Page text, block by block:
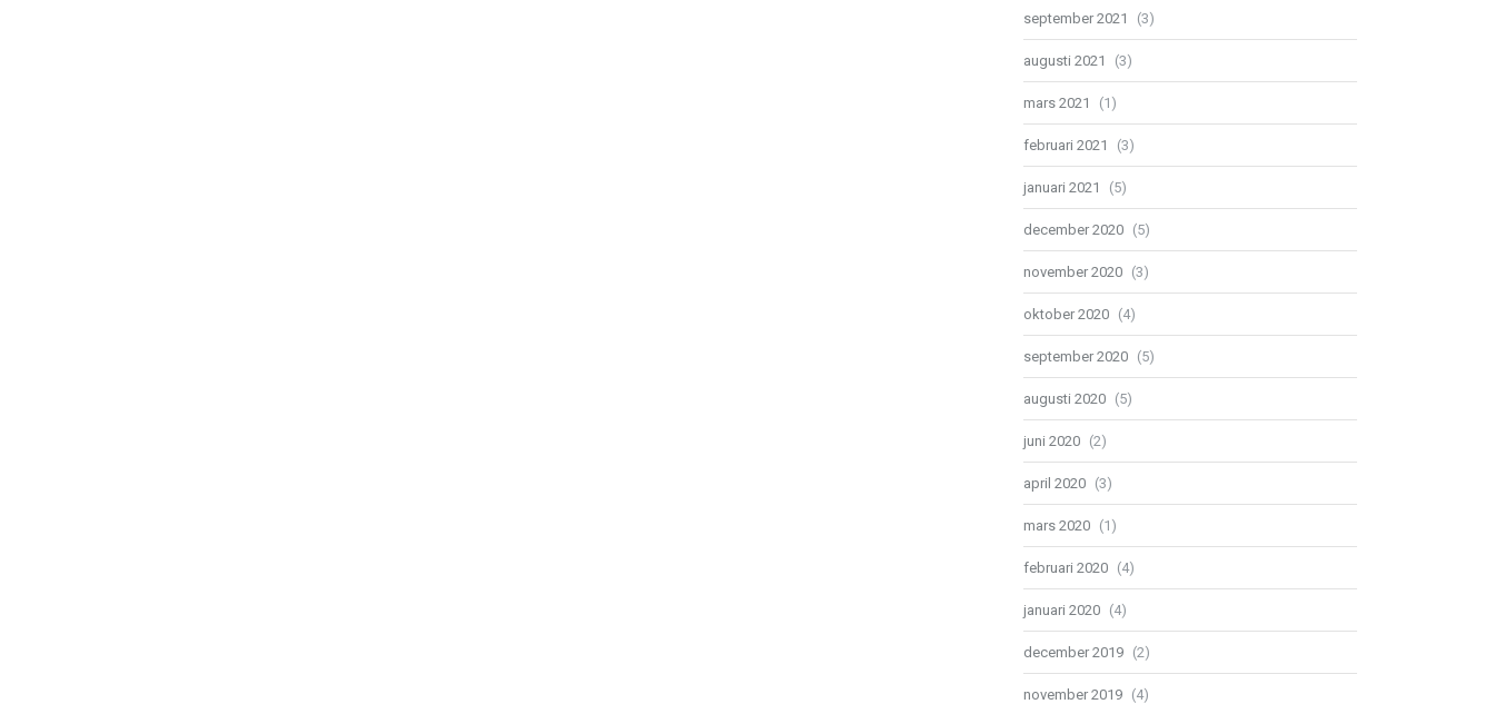
september 2021 (3)
augusti 2021 (3)
mars 2021 (1)
februari 2021 (3)
januari 2021 (5)
december 2020 (5)
november 2020 (3)
oktober 2020 (4)
september 2020 (5)
augusti 2020 (5)
juni 2020 (2)
april 2020 (3)
mars 2020 (1)
februari 2020 (4)
januari 2020 (4)
december 2019 (2)
november 2019 (4)